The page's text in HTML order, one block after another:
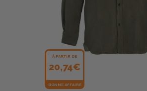
À PARTIR DE
20,74€
BONNE AFFAIRE